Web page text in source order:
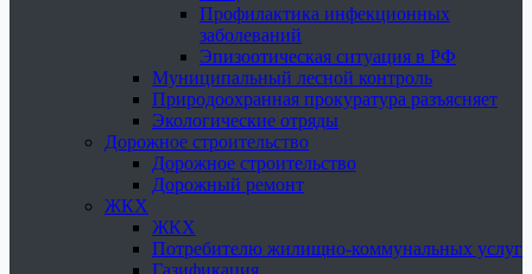
Профилактика инфекционных
заболеваний
Эпизоотическая ситуация в РФ
Муниципальный лесной контроль
Природоохранная прокуратура разъясняет
Экологические отряды
Дорожное строительство
Дорожное строительство
Дорожный ремонт
ЖКХ
ЖКХ
Потребителю жилищно-коммунальных услуг
Газификация